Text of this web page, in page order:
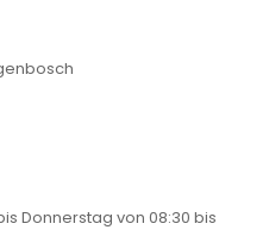
Donnerstag von 08:30 bis